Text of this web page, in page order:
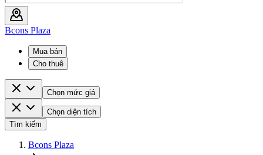
Bcons Plaza
Mua bán
Cho thuê
Chọn mức giá
Chọn diện tích
Tìm kiếm
Bcons Plaza